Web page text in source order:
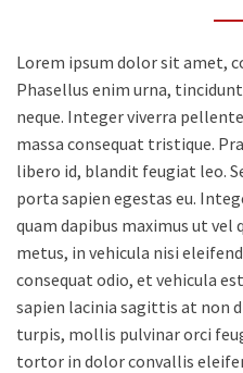
Lorem ipsum dolor sit amet,
Phasellus enim urna,
neque. Integer viverra
massa consequat tristique.
libero id, blandit feugiat leo.
porta sapien egestas eu.
quam dapibus maximus ut vel
metus, in vehicula nisi
consequat odio, et vehicula
sapien lacinia sagittis at non
turpis, mollis pulvinar orci
tortor in dolor convallis